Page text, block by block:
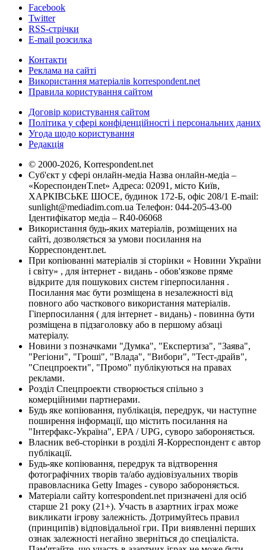
Facebook
Twitter
RSS-стрічки
E-mail розсилка
Контакти
Реклама на сайті
Використання матеріалів korrespondent.net
Правила користування сайтом
Договір користування сайтом
Політика у сфері конфіденційності і персональних даних
Угода щодо користування
Редакція
© 2000-2026, Korrespondent.net
Суб'єкт у сфері онлайн-медіа Назва онлайн-медіа –
«КореспонденТ.net» Адреса: 02091, місто Київ,
ХАРКІВСЬКЕ ШОСЕ, будинок 172-Б, офіс 208/1 E-mail:
sunlight@mediadim.com.ua Телефон: 044-205-43-00
Ідентифікатор медіа – R40-06068
Використання будь-яких матеріалів, розміщених на
сайті, дозволяється за умови посилання на
Корреспондент.net.
При копіюванні матеріалів зі сторінки « Новини України
і світу» , для інтернет - видань - обов'язкове пряме
відкрите для пошукових систем гіперпосилання .
Посилання має бути розміщена в незалежності від
повного або часткового використання матеріалів.
Гіперпосилання ( для інтернет - видань) - повинна бути
розміщена в підзаголовку або в першому абзаці
матеріалу.
Новини з позначками "Думка", "Експертиза", "Заява",
"Регіони", "Гроші", "Влада", "Вибори", "Тест-драйв",
"Спецпроекти", "Промо" публікуються на правах
реклами.
Розділ Спецпроекти створюється спільно з
комерційними партнерами.
Будь яке копіювання, публікація, передрук, чи наступне
поширення інформації, що містить посилання на
"Інтерфакс-Україна", EPA / UPG, суворо забороняється.
Власник веб-сторінки в розділі Я-Корреспондент є автор
публікації.
Будь-яке копіювання, передрук та відтворення
фотографічних творів та/або аудіовізуальних творів
правовласника Getty Images - суворо забороняється.
Матеріали сайту korrespondent.net призначені для осіб
старше 21 року (21+). Участь в азартних іграх може
викликати ігрову залежність. Дотримуйтесь правил
(принципів) відповідальної гри. При виявленні перших
ознак залежності негайно зверніться до спеціаліста.